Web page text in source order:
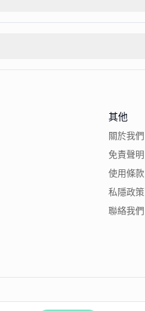
其他
關於我們
免責聲明
使用條款
私隱政策
聯絡我們